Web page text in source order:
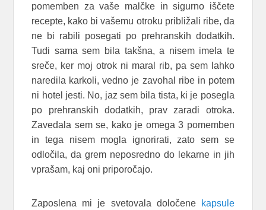
pomemben za vaše malčke in sigurno iščete
recepte, kako bi vašemu otroku približali ribe, da
ne bi rabili posegati po prehranskih dodatkih.
Tudi sama sem bila takšna, a nisem imela te
sreče, ker moj otrok ni maral rib, pa sem lahko
naredila karkoli, vedno je zavohal ribe in potem
ni hotel jesti. No, jaz sem bila tista, ki je posegla
po prehranskih dodatkih, prav zaradi otroka.
Zavedala sem se, kako je omega 3 pomemben
in tega nisem mogla ignorirati, zato sem se
odločila, da grem neposredno do lekarne in jih
vprašam, kaj oni priporočajo.
Zaposlena mi je svetovala določene
kapsule